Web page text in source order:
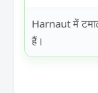
Harnaut में
हैं।